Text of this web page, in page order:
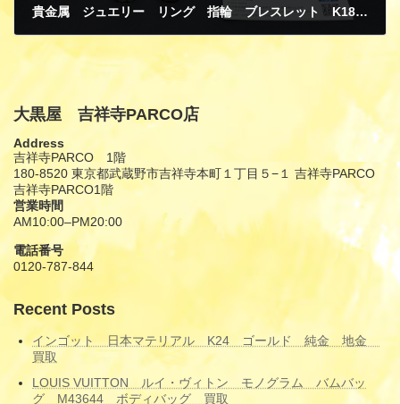
貴金属 ジュエリー リング 指輪 ブレスレット K18 ホワイトゴールド イエローゴールド ダイヤモンド グリーンガーネット 買取
5月 10, 2026
大黒屋 吉祥寺PARCO店
Address
吉祥寺PARCO 1階
180-8520 東京都武蔵野市吉祥寺本町１丁目５−１ 吉祥寺PARCO
吉祥寺PARCO1階
営業時間
AM10:00–PM20:00
電話番号
0120-787-844
Recent Posts
インゴット 日本マテリアル K24 ゴールド 純金 地金
買取
LOUIS VUITTON ルイ・ヴィトン モノグラム バムバッ
グ M43644 ボディバッグ 買取